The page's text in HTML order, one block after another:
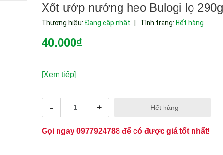
Xốt ướp nướng heo Bulogi lọ 290g
Thương hiệu: Đang cập nhật Tình trạng: Hết hàng
40.000₫
[Xem tiếp]
- + Hết hàng
Gọi ngay 0977924788để có được giá tốt nhất!